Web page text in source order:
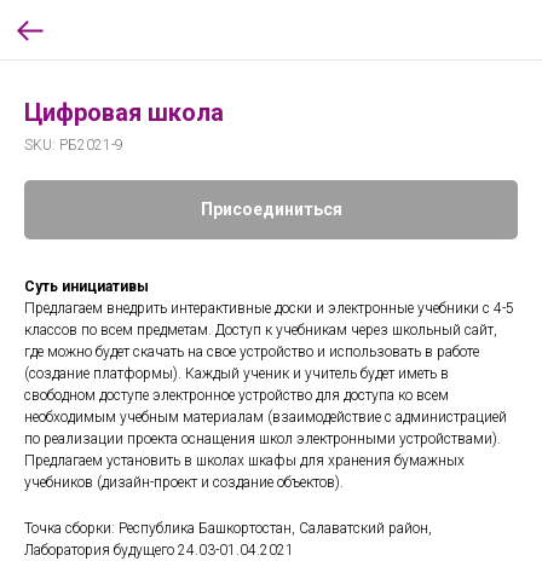
Цифровая школа
SKU: РБ2021-9
Присоединиться
Суть инициативы
Предлагаем внедрить интерактивные доски и электронные учебники с 4-5
классов по всем предметам. Доступ к учебникам через школьный сайт,
где можно будет скачать на свое устройство и использовать в работе
(создание платформы). Каждый ученик и учитель будет иметь в
свободном доступе электронное устройство для доступа ко всем
необходимым учебным материалам (взаимодействие с администрацией
по реализации проекта оснащения школ электронными устройствами).
Предлагаем установить в школах шкафы для хранения бумажных
учебников (дизайн-проект и создание объектов).
Точка сборки: Республика Башкортостан, Салаватский район,
Лаборатория будущего 24.03-01.04.2021